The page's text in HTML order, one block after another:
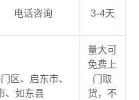
电话咨询 3-4天
区、启东市、
、如东县
量大可
免费上
门取
货，不